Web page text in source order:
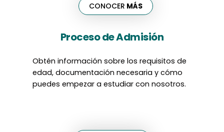
Proceso de Admisión
Obtén información sobre los requisitos de
edad, documentación necesaria y cómo
puedes empezar a estudiar con nosotros.
CONOCER MÁS